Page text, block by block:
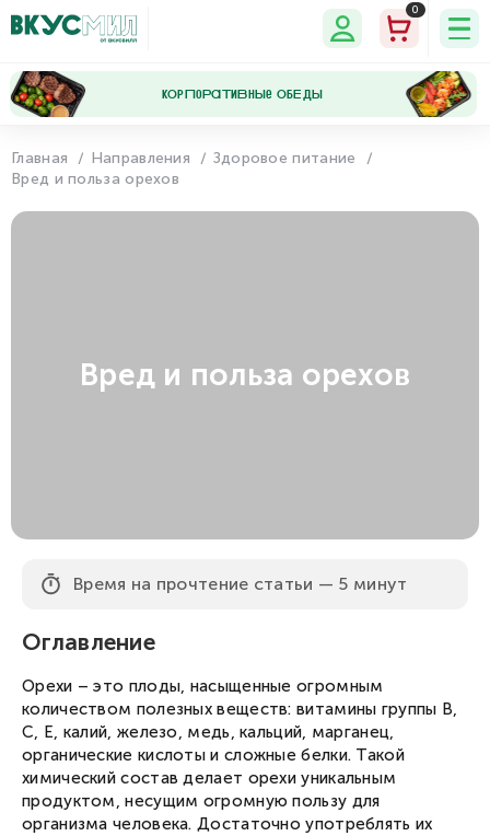
Мои
Мои
Программа
0
кОрПоРаТиВнЫе ОбЕдЫ
Главная Направления
Здоровое питание
Вред и польза орехов
Вред и польза орехов
Время на прочтение статьи — 5 минут
Оглавление
Орехи – это плоды, насыщенные огромным
количеством полезных веществ: витамины группы B,
C, E, калий, железо, медь, кальций, марганец,
органические кислоты и сложные белки. Такой
химический состав делает орехи уникальным
продуктом, несущим огромную пользу для
организма человека. Достаточно употреблять их